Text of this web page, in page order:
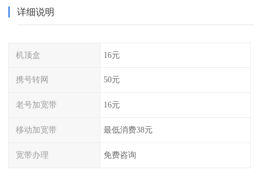
详细说明
机顶盒 16元
携号转网 50元
老号加宽带 16元
移动加宽带 最低消费38元
宽带办理 免费咨询